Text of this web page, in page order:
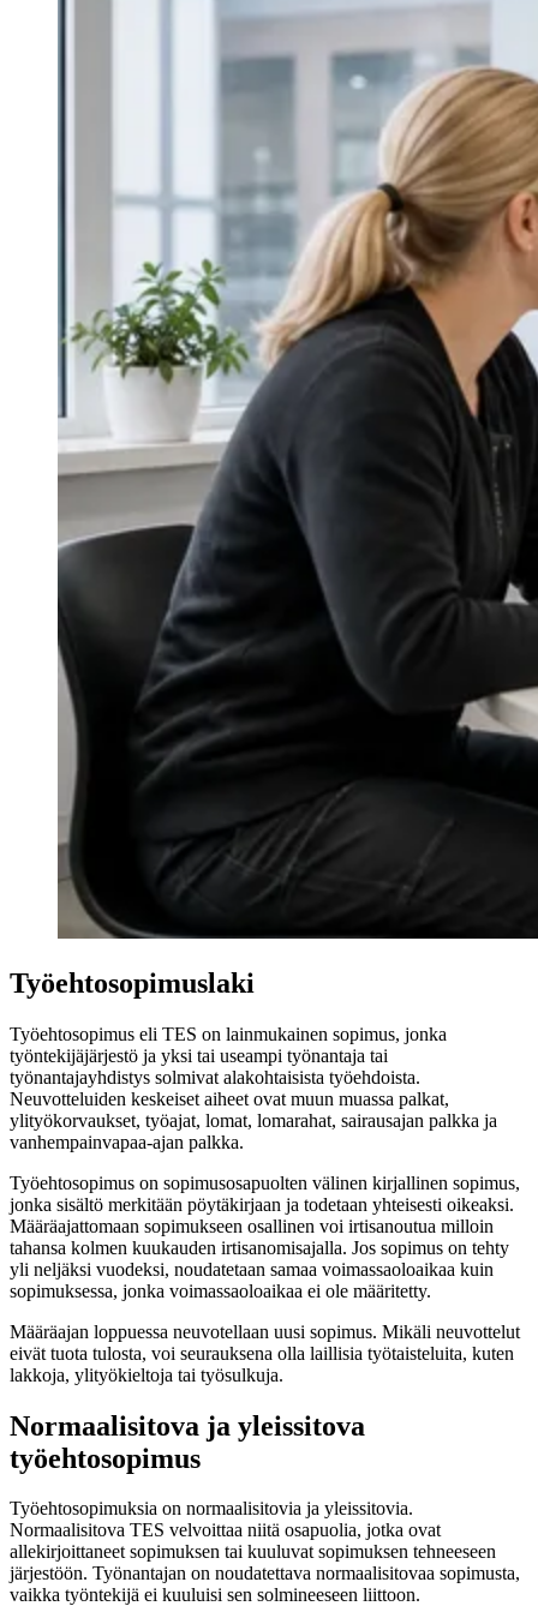
Työehtosopimuslaki
Työehtosopimus eli TES on lainmukainen sopimus, jonka
työntekijäjärjestö ja yksi tai useampi työnantaja tai
työnantajayhdistys solmivat alakohtaisista työehdoista.
Neuvotteluiden keskeiset aiheet ovat muun muassa palkat,
ylityökorvaukset, työajat, lomat, lomarahat, sairausajan palkka ja
vanhempainvapaa-ajan palkka.
Työehtosopimus on sopimusosapuolten välinen kirjallinen sopimus,
jonka sisältö merkitään pöytäkirjaan ja todetaan yhteisesti oikeaksi.
Määräajattomaan sopimukseen osallinen voi irtisanoutua milloin
tahansa kolmen kuukauden irtisanomisajalla. Jos sopimus on tehty
yli neljäksi vuodeksi, noudatetaan samaa voimassaoloaikaa kuin
sopimuksessa, jonka voimassaoloaikaa ei ole määritetty.
Määräajan loppuessa neuvotellaan uusi sopimus. Mikäli neuvottelut
eivät tuota tulosta, voi seurauksena olla laillisia työtaisteluita, kuten
lakkoja, ylityökieltoja tai työsulkuja.
Normaalisitova ja yleissitova
työehtosopimus
Työehtosopimuksia on normaalisitovia ja yleissitovia.
Normaalisitova TES velvoittaa niitä osapuolia, jotka ovat
allekirjoittaneet sopimuksen tai kuuluvat sopimuksen tehneeseen
järjestöön. Työnantajan on noudatettava normaalisitovaa sopimusta,
vaikka työntekijä ei kuuluisi sen solmineeseen liittoon.